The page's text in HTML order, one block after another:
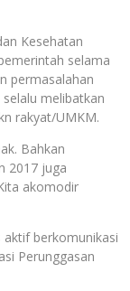
Kesehatan
selama
permasalahan
melibatkan
rakyat/UMKM.
Bahkan
2017 juga
akomodir
berkomunikasi
Perunggasan